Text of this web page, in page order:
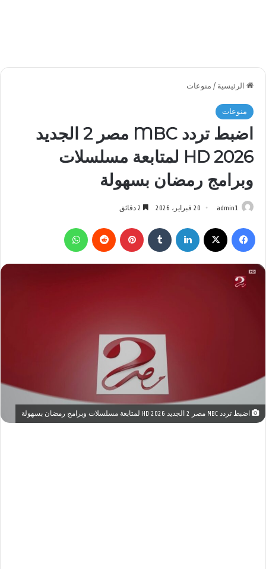
الرئيسية / منوعات
منوعات
اضبط تردد MBC مصر 2 الجديد
2026 HD لمتابعة مسلسلات
وبرامج رمضان بسهولة
admin1 20 فبراير، 2026
فيسبوك لينكدإن بينتيريست
اضبط تردد MBC مصر 2 الجديد 2026 HD لمتابعة مسلسلات وبرامج رمضان بسهولة